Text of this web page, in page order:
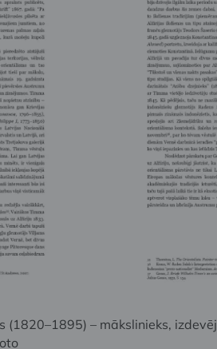
(1820–1895) – mākslinieks,